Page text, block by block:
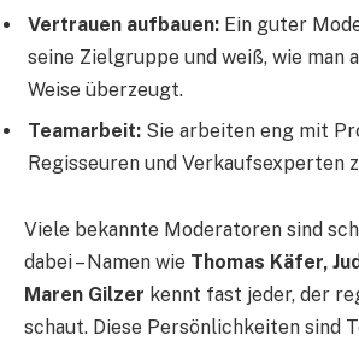
Vertrauen aufbauen: Ein guter
seine Zielgruppe und weiß, wie man
Weise überzeugt.
Teamarbeit: Sie arbeiten eng mit
Regisseuren und Verkaufsexperten
Viele bekannte Moderatoren sind
dabei – Namen wie Thomas Käfer,
Maren Gilzer kennt fast jeder, der
schaut. Diese Persönlichkeiten sind